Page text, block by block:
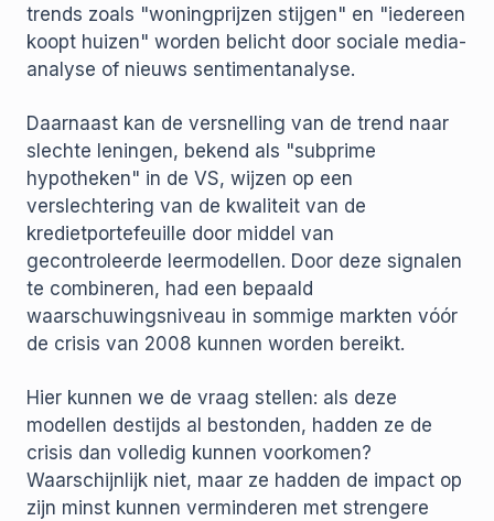
trends zoals "woningprijzen stijgen" en "iedereen
koopt huizen" worden belicht door sociale media-
analyse of nieuws sentimentanalyse.
Daarnaast kan de versnelling van de trend naar
slechte leningen, bekend als "subprime
hypotheken" in de VS, wijzen op een
verslechtering van de kwaliteit van de
kredietportefeuille door middel van
gecontroleerde leermodellen. Door deze signalen
te combineren, had een bepaald
waarschuwingsniveau in sommige markten vóór
de crisis van 2008 kunnen worden bereikt.
Hier kunnen we de vraag stellen: als deze
modellen destijds al bestonden, hadden ze de
crisis dan volledig kunnen voorkomen?
Waarschijnlijk niet, maar ze hadden de impact op
zijn minst kunnen verminderen met strengere